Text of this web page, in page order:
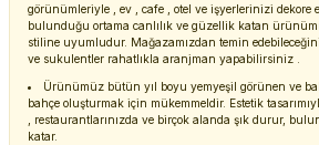
görünümleriyle , ev , cafe , otel ve işyerlerinizi dekore
bulunduğu ortama canlılık ve güzellik katan
stiline uyumludur. Mağazamızdan temin
ve sukulentler rahatlıkla aranjman yapabilirsiniz .
Ürünümüz bütün yıl boyu yemyeşil görünen ve
bahçe oluşturmak için mükemmeldir. Estetik
, restaurantlarınızda ve birçok alanda şık durur,
katar.